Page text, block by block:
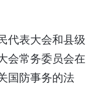
表大会和县级
会常务委员会在
国防事务的法